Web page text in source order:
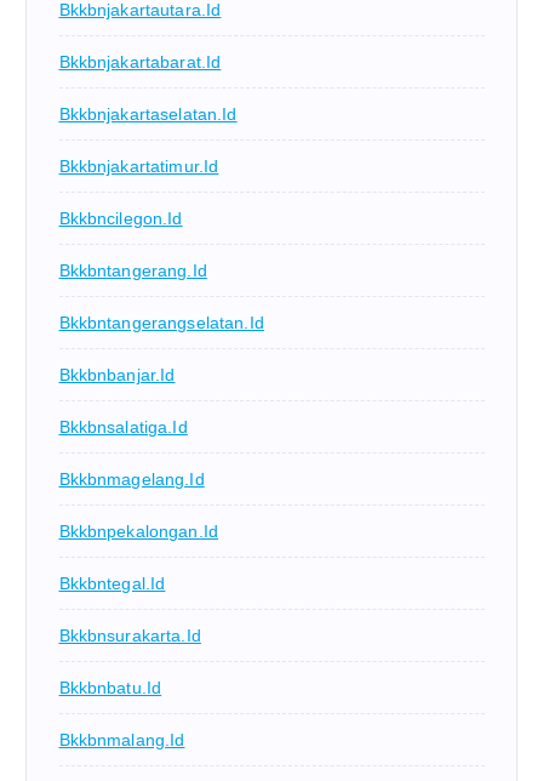
Bkkbnjakartautara.id
Bkkbnjakartabarat.id
Bkkbnjakartaselatan.id
Bkkbnjakartatimur.id
Bkkbncilegon.id
Bkkbntangerang.id
Bkkbntangerangselatan.id
Bkkbnbanjar.id
Bkkbnsalatiga.id
Bkkbnmagelang.id
Bkkbnpekalongan.id
Bkkbntegal.id
Bkkbnsurakarta.id
Bkkbnbatu.id
Bkkbnmalang.id